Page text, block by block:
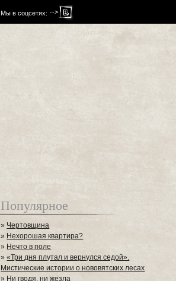
Мы в соцсетях: -->
Популярное
» Чертовщина
» Нехорошая квартира?
» Нечто в поле
»«Три дня плутал и вернулся седой».
Мистические истории о нововятских лесах
» Ни гводя, ни жезла